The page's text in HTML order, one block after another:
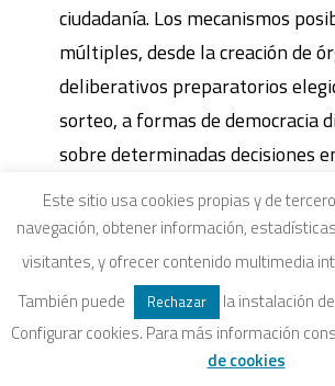
ciudadanía. Los mecanismos
múltiples, desde la creación de
deliberativos preparatorios
sorteo, a formas de democracia
sobre determinadas decisiones
ámbitos. Significaría una
importante de los actuales
limitaría la endogamia de las
burocráticas impidiendo adoptar
relevantes sin un debate y voto
Sobre todo, podría ser un modelo
Este sitio usa cookies propias y de
navegación, obtener información,
visitantes, y ofrecer contenido multimedia
También puede
Rechazar
la instalación
Configurar cookies. Para más información
de cookies